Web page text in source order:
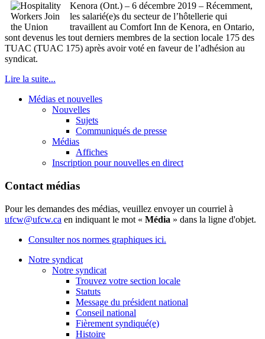
Kenora (Ont.) – 6 décembre 2019 – Récemment,
les salarié(e)s du secteur de l’hôtellerie qui
travaillent au Comfort Inn de Kenora, en Ontario,
sont devenus les tout derniers membres de la section locale 175 des
TUAC (TUAC 175) après avoir voté en faveur de l’adhésion au
syndicat.
Lire la suite...
Médias et nouvelles
Nouvelles
Sujets
Communiqués de presse
Médias
Affiches
Inscription pour nouvelles en direct
Contact médias
Pour les demandes des médias, veuillez envoyer un courriel à
ufcw@ufcw.ca en indiquant le mot « Média » dans la ligne d'objet.
Consulter nos normes graphiques ici.
Notre syndicat
Notre syndicat
Trouvez votre section locale
Statuts
Message du président national
Conseil national
Fièrement syndiqué(e)
Histoire